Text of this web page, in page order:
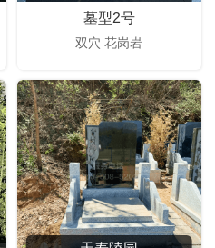
墓型2号
双穴 花岗岩